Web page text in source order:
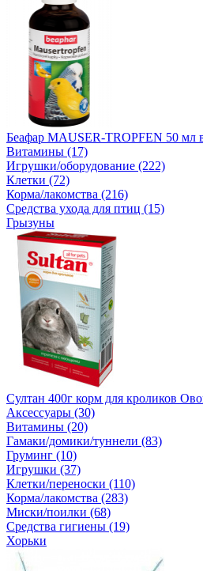
Беафар MAUSER-TROPFEN 50 мл
Витамины (17)
Игрушки/оборудование (222)
Клетки (72)
Корма/лакомства (216)
Средства ухода для птиц (15)
Грызуны
Султан 400г корм для кроликов
Аксессуары (30)
Витамины (20)
Гамаки/домики/туннели (83)
Груминг (10)
Игрушки (37)
Клетки/переноски (110)
Корма/лакомства (283)
Миски/поилки (68)
Средства гигиены (19)
Хорьки